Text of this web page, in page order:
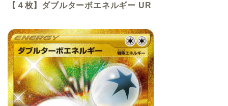
【４枚】ダブルターボエネルギー UR